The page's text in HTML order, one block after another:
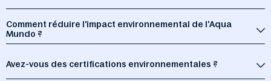
Comment réduire l'impact environnemental de l'Aqua
Mundo ?
Avez-vous des certifications environnementales ?